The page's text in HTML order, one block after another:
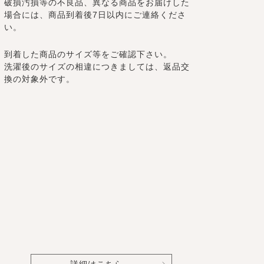
破損汚損等の不良品、異なる商品をお届けした
場合には、商品到着後7日以内にご連絡くださ
い。
到着した商品のサイズ等をご確認下さい。
洗濯後のサイズの相違につきましては、返品交
換の対象外です。